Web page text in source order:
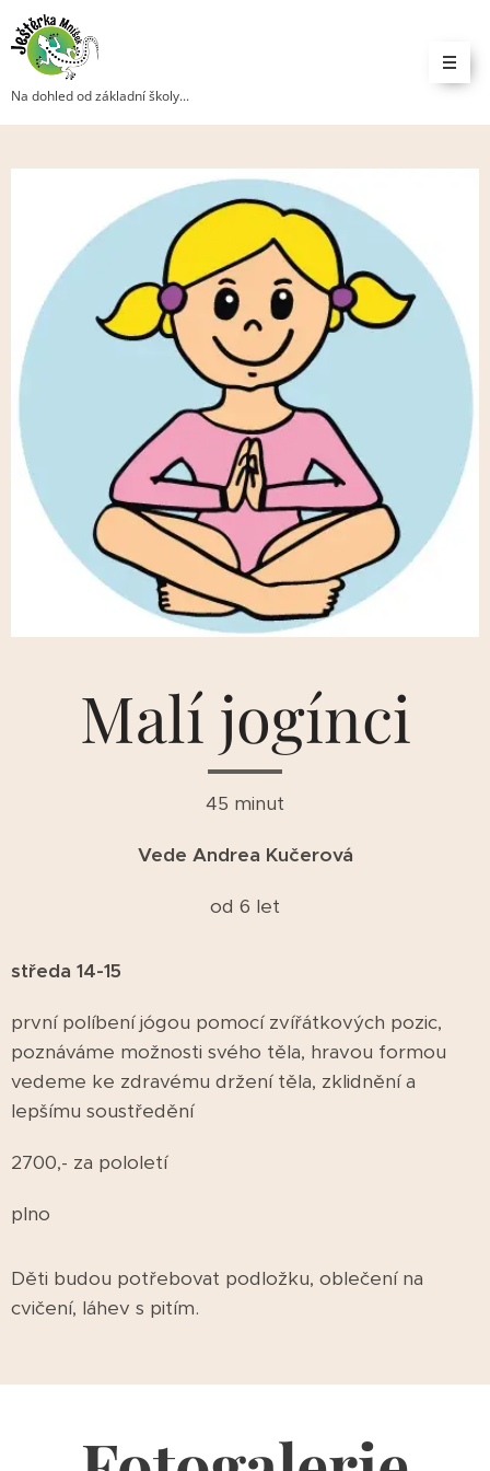
Na dohled od základní školy...
Malí jogínci
45 minut
Vede Andrea Kučerová
od 6 let
středa 14-15
první políbení jógou pomocí zvířátkových pozic,
poznáváme možnosti svého těla, hravou formou
vedeme ke zdravému držení těla, zklidnění a
lepšímu soustředění
2700,- za pololetí
plno
Děti budou potřebovat podložku, oblečení na
cvičení, láhev s pitím.